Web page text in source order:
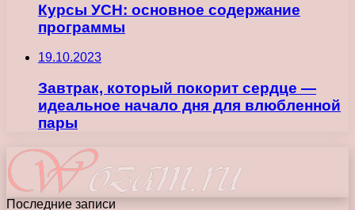
Курсы УСН: основное содержание
программы
19.10.2023
Завтрак, который покорит сердце —
идеальное начало дня для влюбленной
пары
Последние записи